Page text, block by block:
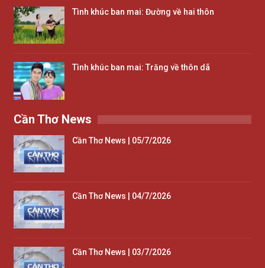
Tình khúc ban mai: Đường về hai thôn
Tình khúc ban mai: Trăng về thôn dã
Cần Thơ News
Cần Thơ News | 05/7/2026
Cần Thơ News | 04/7/2026
Cần Thơ News | 03/7/2026